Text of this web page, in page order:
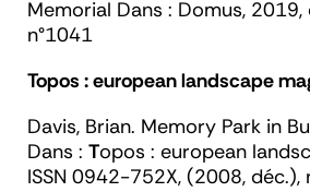
Memorial Dans : Domus, 2019,
n°1041
Topos : european landscape
Davis, Brian. Memory Park in
Dans : Topos : european
ISSN 0942-752X, (2008, déc.),